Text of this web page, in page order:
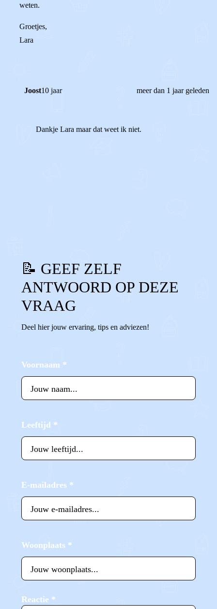
weten.
Groetjes,
Lara
Joost10 jaar meer dan 1 jaar geleden
Dankje Lara maar dat weet ik niet.
📝 GEEF ZELF
ANTWOORD OP DEZE
VRAAG
Deel hier jouw ervaring, tips en adviezen!
Voornaam *
Leeftijd *
E-mailadres *
Woonplaats *
Reactie *